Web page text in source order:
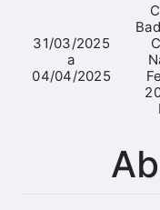
31/03/2025
a
04/04/2025